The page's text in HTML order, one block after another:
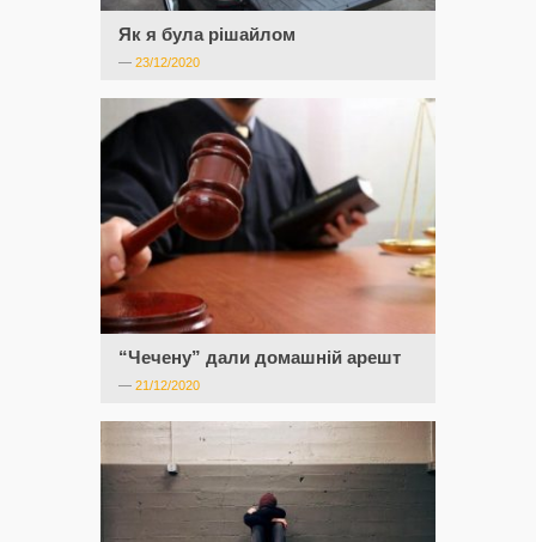
Як я була рішайлом
— 23/12/2020
“Чечену” дали домашній арешт
— 21/12/2020